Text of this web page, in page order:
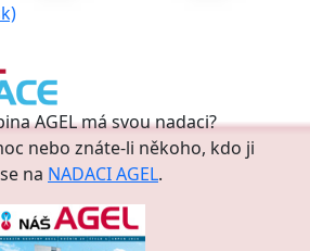
AGEL má svou nadaci?
nebo znáte-li někoho, kdo ji
na NADACI AGEL.